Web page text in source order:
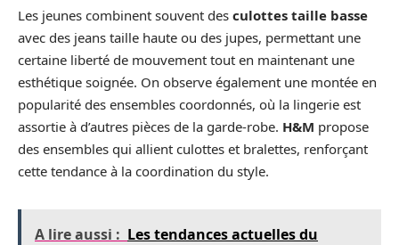
Les jeunes combinent souvent des culottes taille basse
avec des jeans taille haute ou des jupes, permettant une
certaine liberté de mouvement tout en maintenant une
esthétique soignée. On observe également une montée en
popularité des ensembles coordonnés, où la lingerie est
assortie à d’autres pièces de la garde-robe. H&M propose
des ensembles qui allient culottes et bralettes, renforçant
cette tendance à la coordination du style.
A lire aussi : Les tendances actuelles du